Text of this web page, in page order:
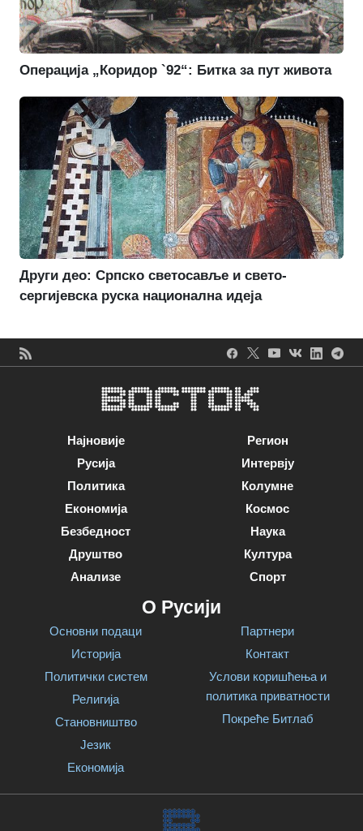
Операција „Коридор `92“: Битка за пут живота
Други део: Српско светосавље и свето-
сергијевска руска национална идеја
Најновије
Русија
Политика
Економија
Безбедност
Друштво
Анализе
Регион
Интервју
Колумне
Космос
Наука
Култура
Спорт
О Русији
Основни подаци
Историја
Политички систем
Религија
Становништво
Језик
Економија
Партнери
Контакт
Услови коришћења и
политика приватности
Покреће Битлаб